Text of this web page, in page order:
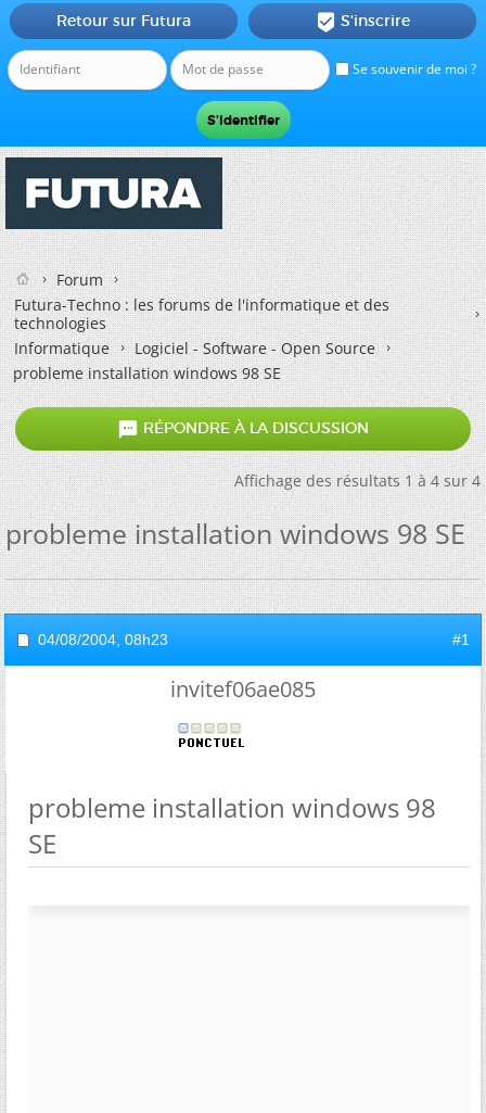
Se souvenir de moi ?
Retour sur Futura  S'inscrire
Forum
Futura-Techno : les forums de l'informatique et des
technologies
Informatique
Logiciel - Software - Open Source
probleme installation windows 98 SE
 RÉPONDRE À LA DISCUSSION
Affichage des résultats 1 à 4 sur 4
probleme installation windows 98 SE
04/08/2004, 08h23 #1
invitef06ae085
probleme installation windows 98
SE